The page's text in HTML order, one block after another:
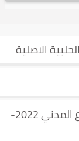
الاصلية
بدقة عالية PDF شعار اليوم العالمي للدفاع المدني 2022-